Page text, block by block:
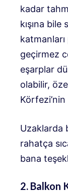
kadar
kışına
geçirmez
eşarplar
olabilir,
Uzaklarda
rahatça
bana
2. Balkon